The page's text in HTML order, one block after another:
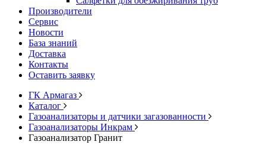
Производители
Сервис
Новости
База знаний
Доставка
Контакты
Оставить заявку
ГК Армагаз
Каталог
Газоанализаторы и датчики загазованности
Газоанализаторы Инкрам
Газоанализатор Гранит